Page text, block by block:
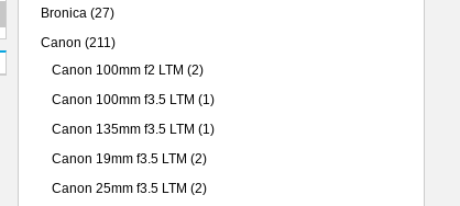
Bronica (27)
Canon (211)
Canon 100mm f2 LTM (2)
Canon 100mm f3.5 LTM (1)
Canon 135mm f3.5 LTM (1)
Canon 19mm f3.5 LTM (2)
Canon 25mm f3.5 LTM (2)